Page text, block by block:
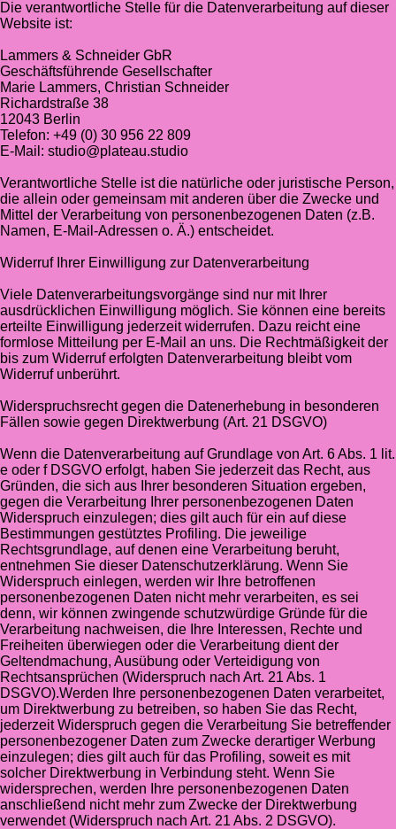
Die verantwortliche Stelle für die Datenverarbeitung auf dieser
Website ist:
Lammers & Schneider GbR
Geschäftsführende Gesellschafter
Marie Lammers, Christian Schneider
Richardstraße 38
12043 Berlin
Telefon: +49 (0) 30 956 22 809
E-Mail: studio@plateau.studio
Verantwortliche Stelle ist die natürliche oder juristische Person,
die allein oder gemeinsam mit anderen über die Zwecke und
Mittel der Verarbeitung von personenbezogenen Daten (z.B.
Namen, E-Mail-Adressen o. Ä.) entscheidet.
Widerruf Ihrer Einwilligung zur Datenverarbeitung
Viele Datenverarbeitungsvorgänge sind nur mit Ihrer
ausdrücklichen Einwilligung möglich. Sie können eine bereits
erteilte Einwilligung jederzeit widerrufen. Dazu reicht eine
formlose Mitteilung per E-Mail an uns. Die Rechtmäßigkeit der
bis zum Widerruf erfolgten Datenverarbeitung bleibt vom
Widerruf unberührt.
Widerspruchsrecht gegen die Datenerhebung in besonderen
Fällen sowie gegen Direktwerbung (Art. 21 DSGVO)
Wenn die Datenverarbeitung auf Grundlage von Art. 6 Abs. 1 lit.
e oder f DSGVO erfolgt, haben Sie jederzeit das Recht, aus
Gründen, die sich aus Ihrer besonderen Situation ergeben,
gegen die Verarbeitung Ihrer personenbezogenen Daten
Widerspruch einzulegen; dies gilt auch für ein auf diese
Bestimmungen gestütztes Profiling. Die jeweilige
Rechtsgrundlage, auf denen eine Verarbeitung beruht,
entnehmen Sie dieser Datenschutzerklärung. Wenn Sie
Widerspruch einlegen, werden wir Ihre betroffenen
personenbezogenen Daten nicht mehr verarbeiten, es sei
denn, wir können zwingende schutzwürdige Gründe für die
Verarbeitung nachweisen, die Ihre Interessen, Rechte und
Freiheiten überwiegen oder die Verarbeitung dient der
Geltendmachung, Ausübung oder Verteidigung von
Rechtsansprüchen (Widerspruch nach Art. 21 Abs. 1
DSGVO).Werden Ihre personenbezogenen Daten verarbeitet,
um Direktwerbung zu betreiben, so haben Sie das Recht,
jederzeit Widerspruch gegen die Verarbeitung Sie betreffender
personenbezogener Daten zum Zwecke derartiger Werbung
einzulegen; dies gilt auch für das Profiling, soweit es mit
solcher Direktwerbung in Verbindung steht. Wenn Sie
widersprechen, werden Ihre personenbezogenen Daten
anschließend nicht mehr zum Zwecke der Direktwerbung
verwendet (Widerspruch nach Art. 21 Abs. 2 DSGVO).